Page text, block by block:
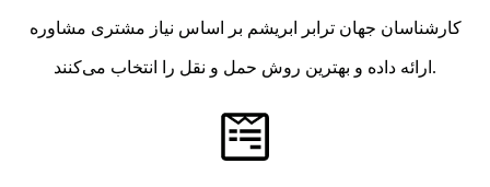
کارشناسان جهان ترابر ابریشم بر اساس نیاز مشتری مشاوره
ارائه داده و بهترین روش حمل و نقل را انتخاب می‌کنند.